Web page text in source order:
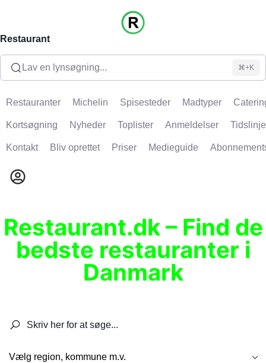
Restaurant
Lav en lynsøgning... ⌘+K
Restauranter Michelin Spisesteder Madtyper
Kortsøgning Nyheder Toplister Anmeldelser Tidslinje
Kontakt Bliv oprettet Priser Medieguide
Restaurant.dk – Find de
bedste restauranter i
Danmark
Vælg region, kommune m.v.